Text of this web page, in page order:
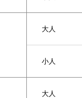
大人
小人
大人